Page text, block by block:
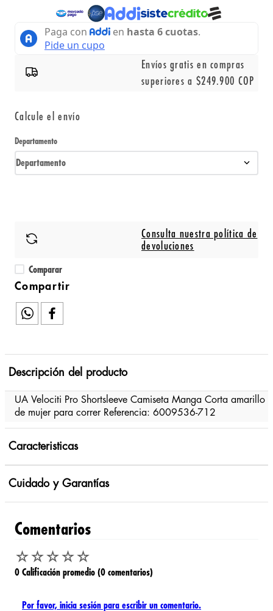
Envíos gratis en compras
superiores a $249.900 COP
Calcule el envío
Departamento
Departamento
Consulta nuestra política de
devoluciones
Comparar
Descripción del producto
UA Velociti Pro Shortsleeve Camiseta Manga Corta amarillo
de mujer para correr Referencia: 6009536-712
Caracteristicas
Cuidado y Garantías
Comentarios
☆☆☆☆☆
0 Calificación promedio (0 comentarios)
Por favor, inicia sesión para escribir un comentario.